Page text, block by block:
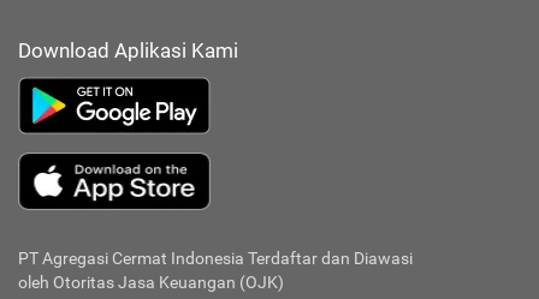
Download Aplikasi Kami
PT Agregasi Cermat Indonesia Terdaftar dan Diawasi
oleh Otoritas Jasa Keuangan (OJK)